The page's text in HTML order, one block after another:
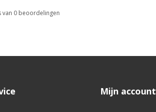
0beoordelingen
Mijn account